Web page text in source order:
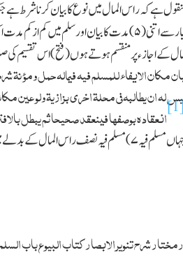
ہےکہ راس المال میں نوع کا بیان کرنا شرط ہے
سے اتنی(۵) مدت کا بیان اور سلم میں کم از کم
کے اجازء پر منقسمہوتے ہوں (فتح)اس تقسیم
مکان الایفاء للمسلم فیہ فیمالہ حمل ومؤنۃ
لہ ان یطالبہ فی محلۃ اخری بزازیۃ ولو عین
انعقادہ بوصفہا فینعقد صحیحا ثم یبطل
مسلم فیہ نصف راس المال کے بدلے ۷)مسلم فیہ
شرح تنویر الابصار کتاب البیوع باب